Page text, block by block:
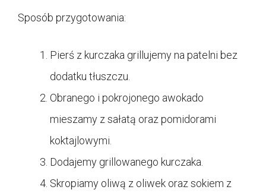
Sposób przygotowania:
Pierś z kurczaka grillujemy na patelni bez
dodatku tłuszczu.
Obranego i pokrojonego awokado
mieszamy z sałatą oraz pomidorami
koktajlowymi.
Dodajemy grillowanego kurczaka.
Skropiamy oliwą z oliwek oraz sokiem z